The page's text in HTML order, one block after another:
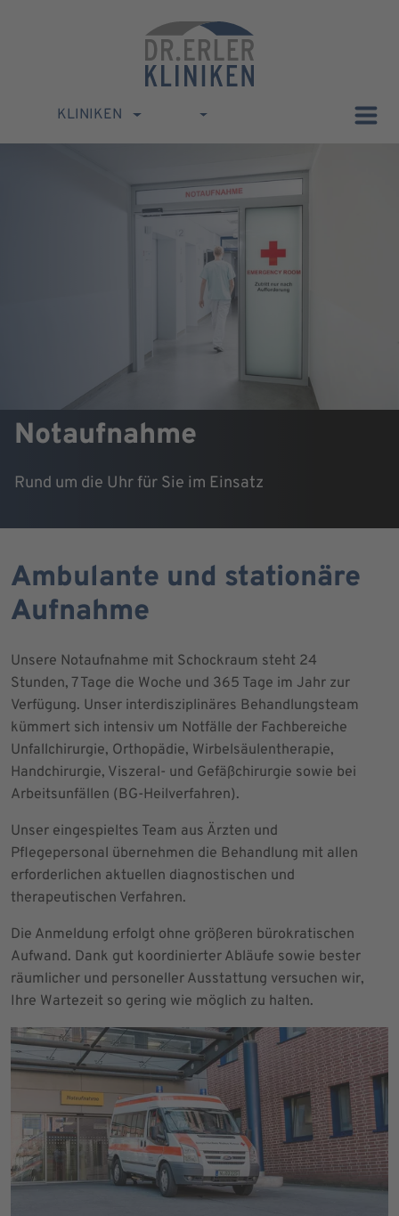
KLINIKEN
Notaufnahme
Rund um die Uhr für Sie im Einsatz
Ambulante und stationäre
Aufnahme
Unsere Notaufnahme mit Schockraum steht 24
Stunden, 7 Tage die Woche und 365 Tage im Jahr zur
Verfügung. Unser interdisziplinäres Behandlungsteam
kümmert sich intensiv um Notfälle der Fachbereiche
Unfallchirurgie, Orthopädie, Wirbelsäulentherapie,
Handchirurgie, Viszeral- und Gefäßchirurgie sowie bei
Arbeitsunfällen (BG-Heilverfahren).
Unser eingespieltes Team aus Ärzten und
Pflegepersonal übernehmen die Behandlung mit allen
erforderlichen aktuellen diagnostischen und
therapeutischen Verfahren.
Die Anmeldung erfolgt ohne größeren bürokratischen
Aufwand. Dank gut koordinierter Abläufe sowie bester
räumlicher und personeller Ausstattung versuchen wir,
Ihre Wartezeit so gering wie möglich zu halten.